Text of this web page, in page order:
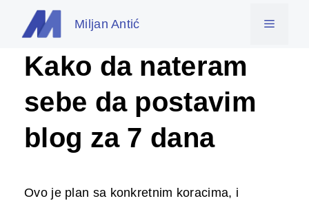
Miljan Antić Menu
Kako da nateram
sebe da postavim
blog za 7 dana
Ovo je plan sa konkretnim koracima, i